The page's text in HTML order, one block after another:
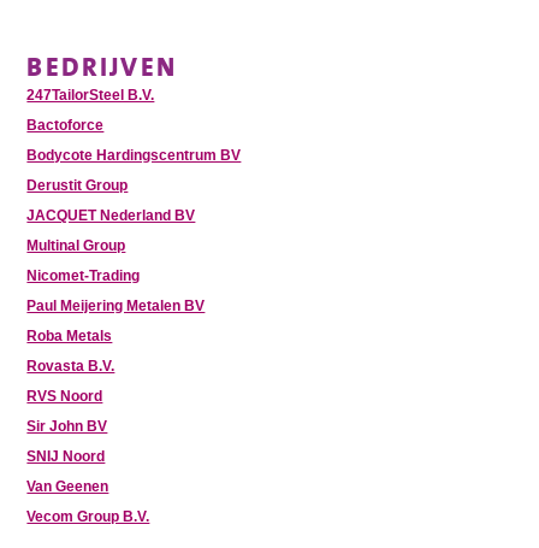
BEDRIJVEN
247TailorSteel B.V.
Bactoforce
Bodycote Hardingscentrum BV
Derustit Group
JACQUET Nederland BV
Multinal Group
Nicomet-Trading
Paul Meijering Metalen BV
Roba Metals
Rovasta B.V.
RVS Noord
Sir John BV
SNIJ Noord
Van Geenen
Vecom Group B.V.